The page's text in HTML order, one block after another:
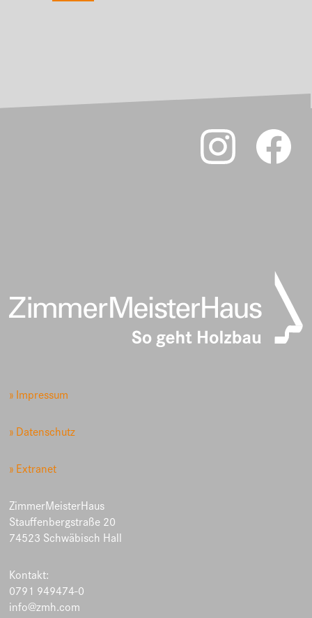
» Impressum
» Datenschutz
» Extranet
ZimmerMeisterHaus
Stauffenbergstraße 20
74523 Schwäbisch Hall
Kontakt:
0791 949474-0
info@zmh.com